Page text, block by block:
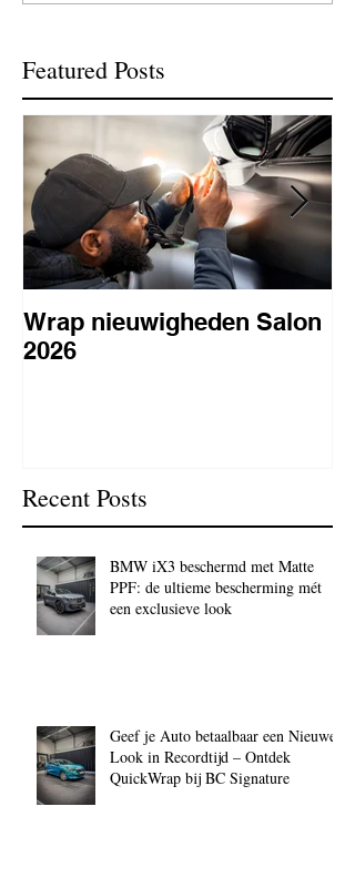
Featured Posts
Wrap nieuwigheden Salon
2026
Recent Posts
BMW iX3 beschermd met Matte
PPF: de ultieme bescherming mét
een exclusieve look
Geef je Auto betaalbaar een Nieuwe
Look in Recordtijd – Ontdek
QuickWrap bij BC Signature